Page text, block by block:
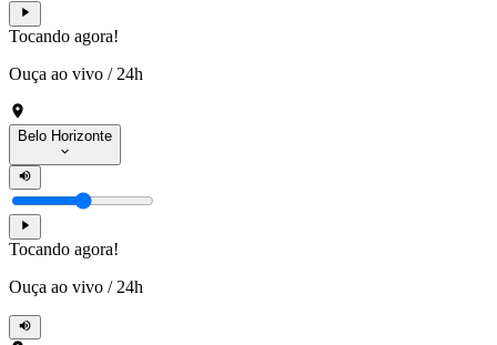
Tocando agora!
Ouça ao vivo / 24h
Belo Horizonte
Tocando agora!
Ouça ao vivo / 24h